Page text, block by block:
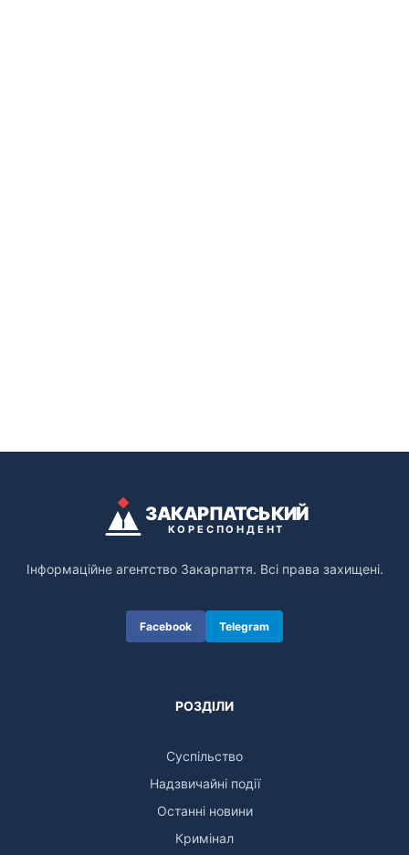
ЗАКАРПАТСЬКИЙ
КОРЕСПОНДЕНТ
Інформаційне агентство Закарпаття. Всі права захищені.
Facebook Telegram
РОЗДІЛИ
Суспільство
Надзвичайні події
Останні новини
Кримінал